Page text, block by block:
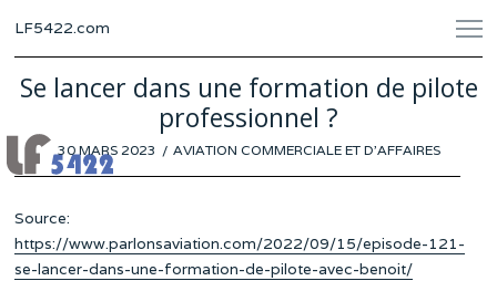
LF5422.com
Se lancer dans une formation de pilote
professionnel ?
POSTED
ON
30 MARS 2023 16AVIATION COMMERCIALE ET D'AFFAIRES
Source:
https://www.parlonsaviation.com/2022/09/15/episode-121-
se-lancer-dans-une-formation-de-pilote-avec-benoit/